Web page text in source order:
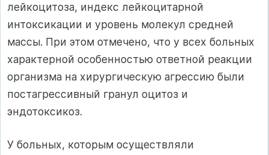
лейкоцитоза, индекс лейкоцитарной
интоксикации и уровень молекул средней
массы. При этом отмечено, что у всех больных
характерной особенностью ответной реакции
организма на хирургическую агрессию были
постагрессивный гранул оцитоз и
эндотоксикоз.
У больных, которым осуществляли